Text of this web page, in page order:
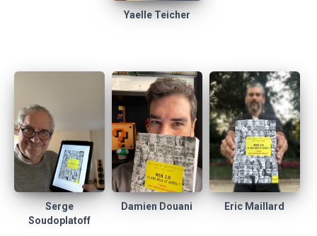
Yaelle Teicher
Serge
Soudoplatoff
Damien Douani Eric Maillard